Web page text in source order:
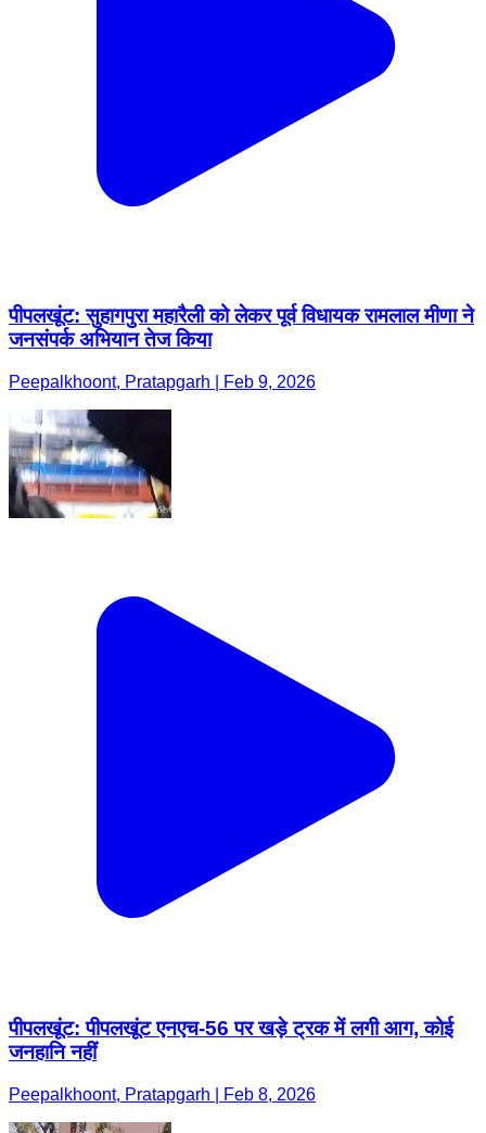
पीपलखूंट: सुहागपुरा महारैली को लेकर पूर्व विधायक रामलाल मीणा ने
जनसंपर्क अभियान तेज किया
Peepalkhoont, Pratapgarh | Feb 9, 2026
पीपलखूंट: पीपलखूंट एनएच-56 पर खड़े ट्रक में लगी आग, कोई
जनहानि नहीं
Peepalkhoont, Pratapgarh | Feb 8, 2026